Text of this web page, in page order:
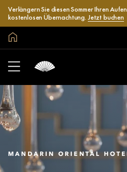
Verlängern Sie diesen Sommer Ihren
kostenlosen Übernachtung. Jetzt buchen
MANDARIN ORIENTAL